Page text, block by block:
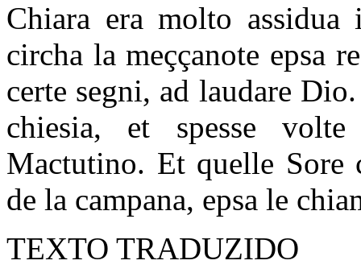
Chiara era molto
circha la meççanote epsa
certe segni, ad laudare
chiesia, et spesse
Mactutino. Et quelle Sore
de la campana, epsa le
TEXTO TRADUZIDO